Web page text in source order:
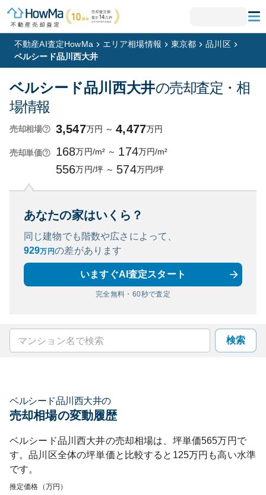
不動産AI査定HowMa エリア相場情報 東京都
品川区
ベルシード品川西大井
ベルシード品川西大井の売却査定・相
場情報
売却相場 3,547万円 ～ 4,477万円
売却単価 168万円/m² ～ 174万円/m²
556万円/坪 ～ 574万円/坪
あなたの家はいくら？
同じ建物でも階数や広さによって、
929万円の差があります
いますぐAI査定スタート
完全無料・60秒で査定
検索
ベルシード品川西大井の
売却相場の変動履歴
ベルシード品川西大井の売却相場は、坪単価565万円で
す。品川区全体の坪単価と比較すると 125万円も高い水準
です。
推定価格（万円）